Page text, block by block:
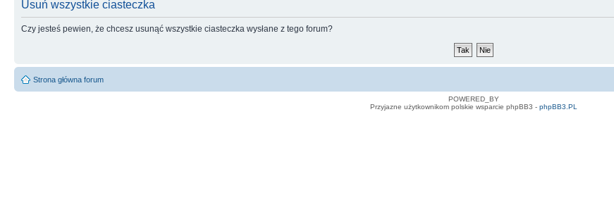
Usuń wszystkie ciasteczka
Czy jesteś pewien, że chcesz usunąć wszystkie ciasteczka wysłane z tego forum?
Strona główna forum
POWERED_BY
Przyjazne użytkownikom polskie wsparcie phpBB3 - phpBB3.PL